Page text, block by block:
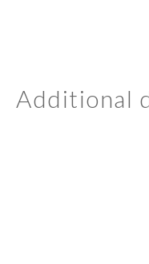
Additional